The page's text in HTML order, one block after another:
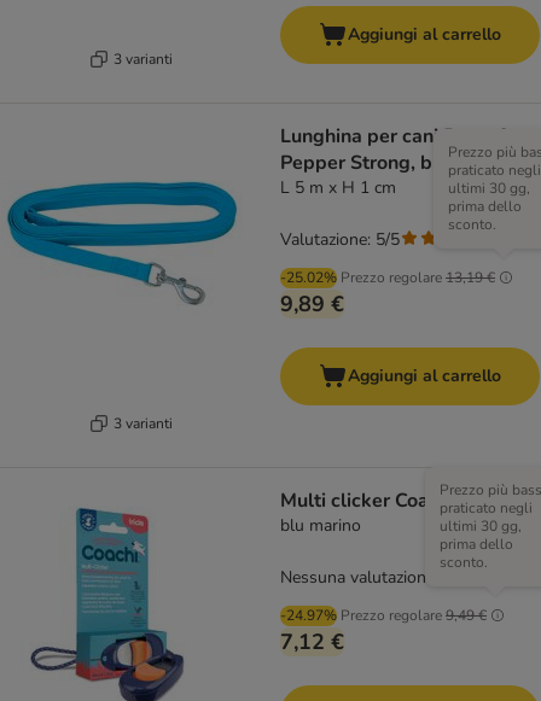
3 varianti
Aggiungi al carrello
3 varianti
Lunghina per cani Pawz &
Pepper Strong, blu
L 5 m x H 1 cm
-25.02% Prezzo regolare13,19 €
Prezzo più
praticato negli
ultimi 30 gg,
prima dello
sconto.
9,89 €
Valutazione: 5/5
Aggiungi al carrello
Multi clicker Coachi per cane
blu marino
-24.97% Prezzo regolare9,49 €
Prezzo più
praticato negli
ultimi 30 gg,
prima dello
sconto.
7,12 €
Nessuna valutazione